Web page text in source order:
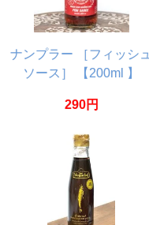
ナンプラー ［フィッシュ
ソース］ 【200ml 】
290円